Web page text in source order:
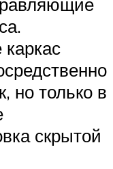
но только в
скрытой